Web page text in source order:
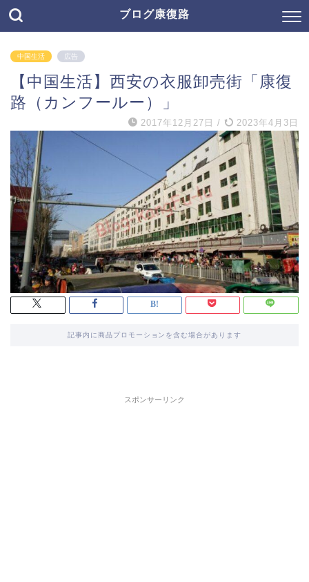
ブログ康復路
中国生活 広告
【中国生活】西安の衣服卸売街「康復
路（カンフールー）」
2017年12月27日 / 2023年4月3日
記事内に商品プロモーションを含む場合があります
スポンサーリンク